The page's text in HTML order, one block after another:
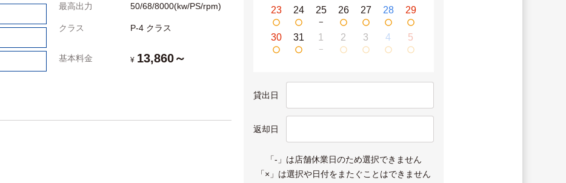
23 24 25
−
26 27 28 29
30 31 1
−
2 3 4 5
貸出日
返却日
「-」は店舗休業日のため選択できません
「×」は選択や日付をまたぐことはできません
最高出力 50/68/8000(kw/PS/rpm)
クラス P-4 クラス
基本料金 ¥ 13,860～